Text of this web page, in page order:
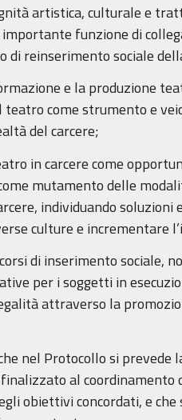
artistica, culturale e
importante funzione di
di reinserimento sociale
e la produzione
come strumento e
del carcere;
in carcere come
mutamento delle
individuando soluzioni
culture e incrementare
di inserimento sociale,
per i soggetti in
attraverso la
nel Protocollo si prevede
al coordinamento
obiettivi concordati, e